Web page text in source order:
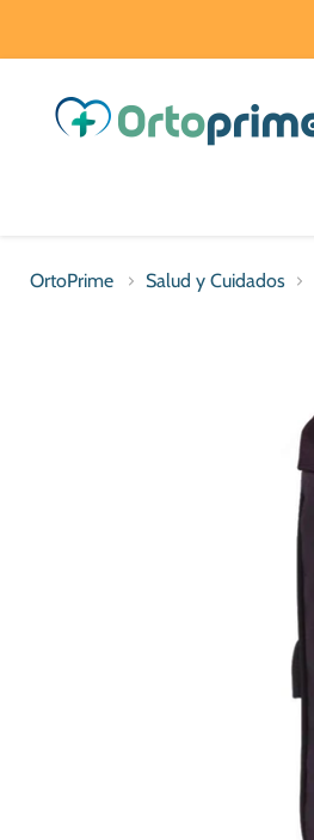
OrtoPrime Salud y Cuidados